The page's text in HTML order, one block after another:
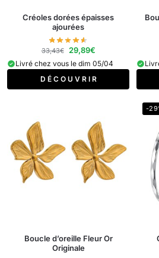
Créoles dorées épaisses
ajourées
33,43€ 29,89€
Livré chez vous le dim 05/04
D É C O U V R I R
Boucle d’oreille Fleur Or
Originale
-